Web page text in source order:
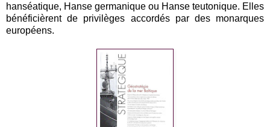
hanséatique, Hanse germanique ou Hanse teutonique. Elles
bénéficièrent de privilèges accordés par des monarques
européens.